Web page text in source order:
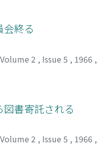
終る
Volume 2 , Issue 5 , 1966 ,
書寄託される
Volume 2 , Issue 5 , 1966 ,